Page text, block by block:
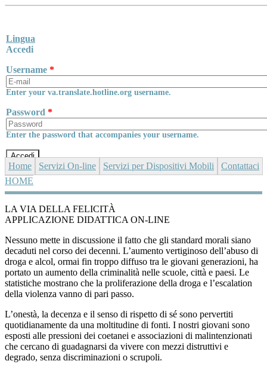
Lingua
Accedi
Username *
Enter your va.translate.hotline.org username.
Password *
Enter the password that accompanies your username.
Home Servizi On-line Servizi per Dispositivi Mobili Contattaci
YOU ARE HERE
HOME
LA VIA DELLA FELICITÀ
APPLICAZIONE DIDATTICA ON-LINE
Nessuno mette in discussione il fatto che gli standard morali siano
decaduti nel corso dei decenni. L’aumento vertiginoso dell’abuso di
droga e alcol, ormai fin troppo diffuso tra le giovani generazioni, ha
portato un aumento della criminalità nelle scuole, città e paesi. Le
statistiche mostrano che la proliferazione della droga e l’escalation
della violenza vanno di pari passo.
L’onestà, la decenza e il senso di rispetto di sé sono pervertiti
quotidianamente da una moltitudine di fonti. I nostri giovani sono
esposti alle pressioni dei coetanei e associazioni di malintenzionati
che cercano di guadagnarsi da vivere con mezzi distruttivi e
degrado, senza discriminazioni o scrupoli.